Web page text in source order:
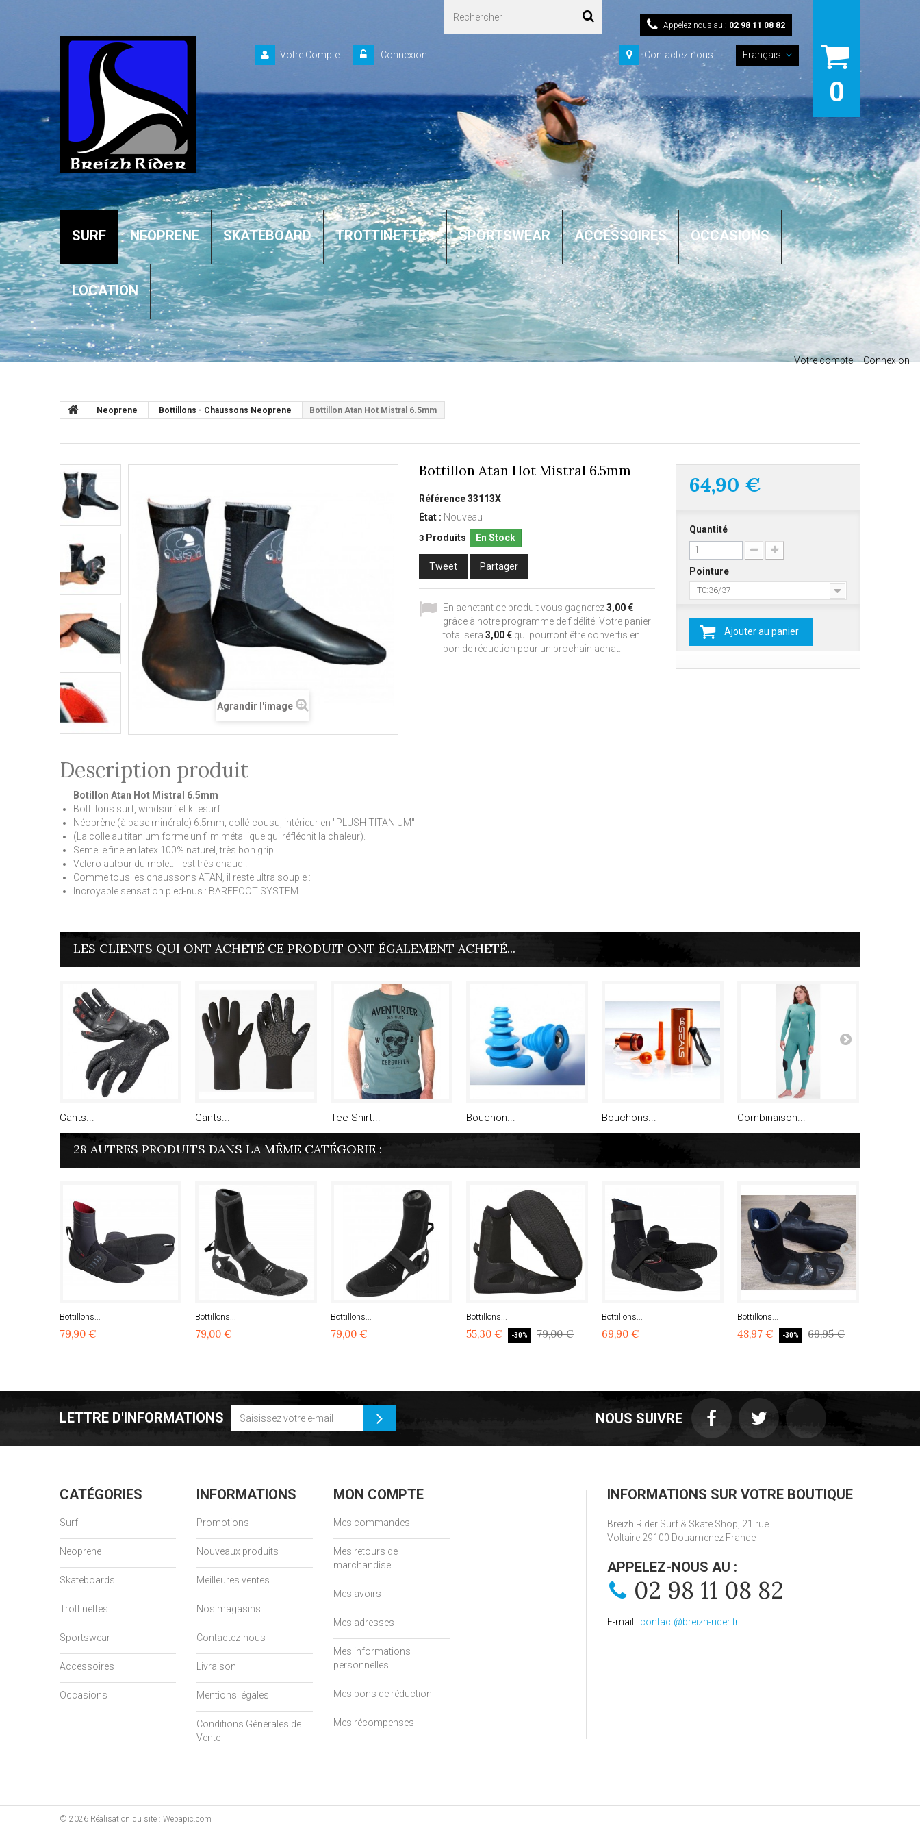
0
Français
Contactez-nous
Appelez-nous au : 02 98 11 08 82
Connexion
Votre Compte
SURF NEOPRENE SKATEBOARD TROTTINETTES SPORTSWEAR ACCESSOIRES OCCASIONS
LOCATION
Votre compte Connexion
Neoprene Bottillons - Chaussons Neoprene Bottillon Atan Hot Mistral 6.5mm
Agrandir l'image
Bottillon Atan Hot Mistral 6.5mm
Référence33113X
État : Nouveau
3 Produits En Stock
Tweet Partager
En achetant ce produit vous gagnerez3,00 €
grâce à notre programme de fidélité. Votre panier
totalisera 3,00 €qui pourront être convertis en
bon de réduction pour un prochain achat.
64,90 €
Quantité
Pointure
T0:36/37
Ajouter au panier
Description produit
Botillon Atan Hot Mistral 6.5mm
Bottillons surf, windsurf et kitesurf
Néoprène (à base minérale) 6.5mm, collé-cousu, intérieur en "PLUSH TITANIUM"
(La colle au titanium forme un film métallique qui réfléchit la chaleur).
Semelle fine en latex 100% naturel, très bon grip.
Velcro autour du molet. Il est très chaud !
Comme tous les chaussons ATAN, il reste ultra souple :
Incroyable sensation pied-nus : BAREFOOT SYSTEM
LES CLIENTS QUI ONT ACHETÉ CE PRODUIT ONT ÉGALEMENT ACHETÉ...
Gants... Gants... Tee Shirt... Bouchon... Bouchons... Combinaison...
28 AUTRES PRODUITS DANS LA MÊME CATÉGORIE :
Bottillons...
79,90 €
Bottillons...
79,00 €
Bottillons...
79,00 €
Bottillons...
55,30 € -30% 79,00 €
Bottillons...
69,90 €
Bottillons...
48,97 € -30% 69,95 €
LETTRE D'INFORMATIONS NOUS SUIVRE
CATÉGORIES
Surf
Neoprene
Skateboards
Trottinettes
Sportswear
Accessoires
Occasions
INFORMATIONS
Promotions
Nouveaux produits
Meilleures ventes
Nos magasins
Contactez-nous
Livraison
Mentions légales
Conditions Générales de
Vente
© 2026 Réalisation du site : Webapic.com
MON COMPTE
Mes commandes
Mes retours de
marchandise
Mes avoirs
Mes adresses
Mes informations
personnelles
Mes bons de réduction
Mes récompenses
INFORMATIONS SUR VOTRE BOUTIQUE
Breizh Rider Surf & Skate Shop, 21 rue
Voltaire 29100 Douarnenez France
APPELEZ-NOUS AU :
02 98 11 08 82
E-mail : contact@breizh-rider.fr